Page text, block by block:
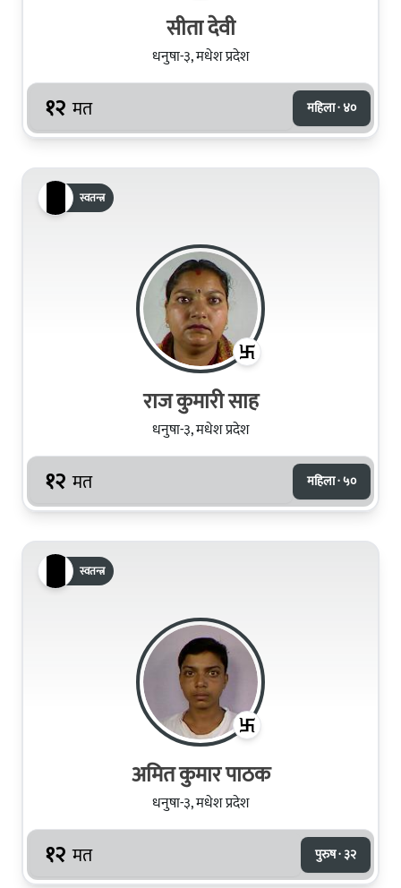
सीता देवी
धनुषा-३, मधेश प्रदेश
१२ मत महिला · ४०
स्वतन्त्र
राज कुमारी साह
धनुषा-३, मधेश प्रदेश
१२ मत महिला · ५०
स्वतन्त्र
अमित कुमार पाठक
धनुषा-३, मधेश प्रदेश
१२ मत पुरुष · ३२